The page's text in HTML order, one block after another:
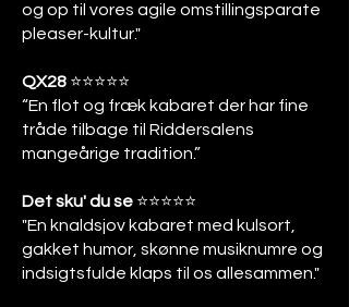
og op til vores agile omstillingsparate
pleaser-kultur."
QX28 ⭐️⭐️⭐️⭐️⭐️
“En flot og fræk kabaret der har fine
tråde tilbage til Riddersalens
mangeårige tradition.”
Det sku' du se ⭐️⭐️⭐️⭐️⭐️
"En knaldsjov kabaret med kulsort,
gakket humor, skønne musiknumre og
indsigtsfulde klaps til os allesammen."